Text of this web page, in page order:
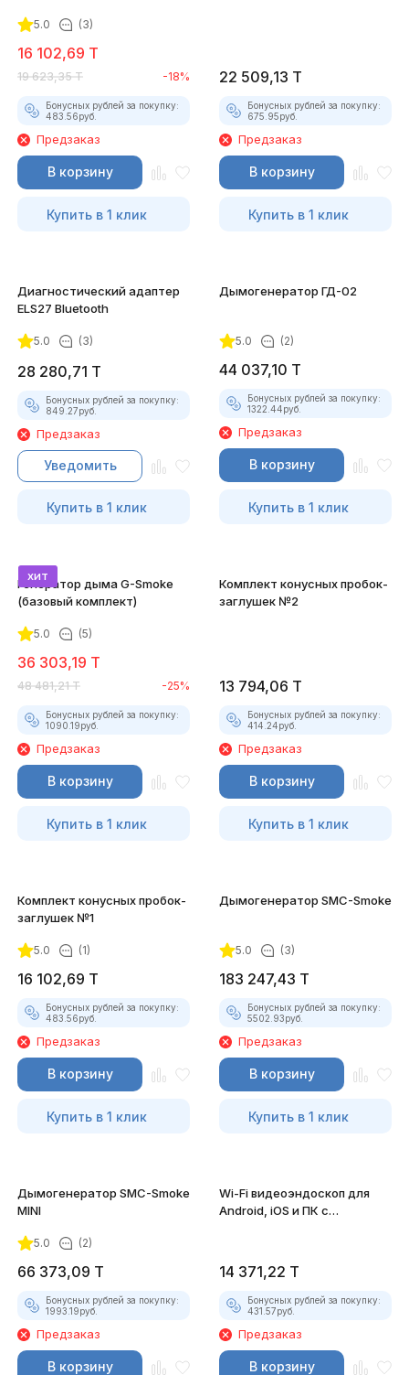
5.0 (3)
16 102,69 T
19 623,35 T -18%
Бонусных рублей за покупку:
483.56руб.
Предзаказ
В корзину
Купить в 1 клик
22 509,13 T
Бонусных рублей за покупку:
675.95руб.
Предзаказ
В корзину
Купить в 1 клик
Диагностический адаптер
ELS27 Bluetooth
5.0 (3)
28 280,71 T
Бонусных рублей за покупку:
849.27руб.
Предзаказ
Уведомить
Купить в 1 клик
Дымогенератор ГД-02
5.0 (2)
44 037,10 T
Бонусных рублей за покупку:
1322.44руб.
Предзаказ
В корзину
Купить в 1 клик
хит
Генератор дыма G-Smoke
(базовый комплект)
5.0 (5)
36 303,19 T
48 481,21 T -25%
Бонусных рублей за покупку:
1090.19руб.
Предзаказ
В корзину
Купить в 1 клик
Комплект конусных пробок-
заглушек №2
13 794,06 T
Бонусных рублей за покупку:
414.24руб.
Предзаказ
В корзину
Купить в 1 клик
Комплект конусных пробок-
заглушек №1
5.0 (1)
16 102,69 T
Бонусных рублей за покупку:
483.56руб.
Предзаказ
В корзину
Купить в 1 клик
Дымогенератор SMC-Smoke
5.0 (3)
183 247,43 T
Бонусных рублей за покупку:
5502.93руб.
Предзаказ
В корзину
Купить в 1 клик
Дымогенератор SMC-Smoke
MINI
5.0 (2)
66 373,09 T
Бонусных рублей за покупку:
1993.19руб.
Предзаказ
В корзину
Wi-Fi видеоэндоскоп для
Android, iOS и ПК с
14 371,22 T
Бонусных рублей за покупку:
431.57руб.
Предзаказ
В корзину